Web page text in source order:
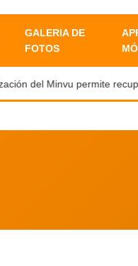
GALERIA DE
FOTOS
del Minvu permite